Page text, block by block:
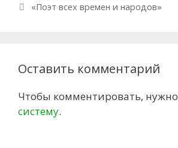
«Поэт всех времен и народов»
Оставить комментарий
Чтобы комментировать, нужно
систему.